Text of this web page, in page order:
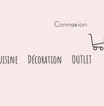
Connexion
Décoration OUTLET